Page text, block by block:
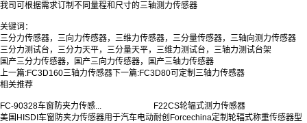
我司可根据需求订制不同量程和尺寸的三轴测力传感器
关键词：
三分力传感器，三向力传感器，三维力传感器，三分量传感器， 三轴向测力传感器
三分力测试台，三分力天平，三分量天平，三维力测试台，三轴力测试台架
国产三分力传感器，国产三向力传感器，国产三轴力传感器
上一篇:FC3D160三轴力传感器 下一篇:FC3D80可定制三轴力传感器
相关推荐
FC-90328车窗防夹力传感...
美国HISDI车窗防夹力传感器用于汽车电动
F22CS轮辐式测力传感器
耐创Forcechina定制轮辐式称重传感器型